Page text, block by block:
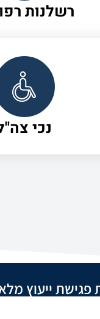
רשלנות
נכי
פגישת ייעוץ